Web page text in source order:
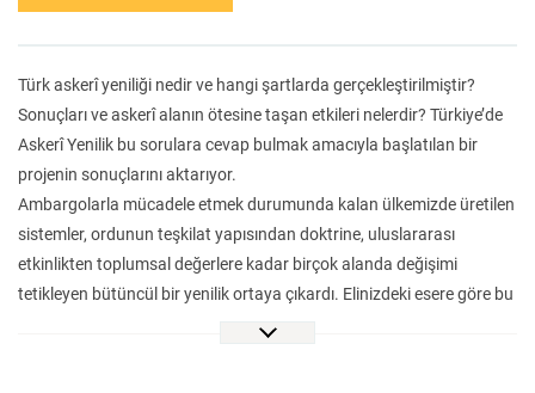
Türk askerî yeniliği nedir ve hangi şartlarda gerçekleştirilmiştir?
Sonuçları ve askerî alanın ötesine taşan etkileri nelerdir? Türkiye’de
Askerî Yenilik bu sorulara cevap bulmak amacıyla başlatılan bir
projenin sonuçlarını aktarıyor.
Ambargolarla mücadele etmek durumunda kalan ülkemizde üretilen
sistemler, ordunun teşkilat yapısından doktrine, uluslararası
etkinlikten toplumsal değerlere kadar birçok alanda değişimi
tetikleyen bütüncül bir yenilik ortaya çıkardı. Elinizdeki esere göre bu
başarıda temel belirleyici etken, alana kendini adayan sivil ve asker